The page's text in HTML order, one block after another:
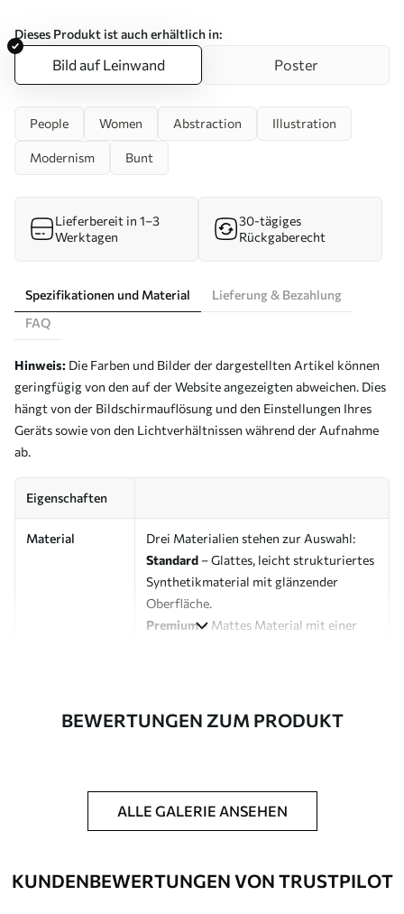
Dieses Produkt ist auch erhältlich in:
Bild auf Leinwand Poster
People Women Abstraction Illustration
Modernism Bunt
Lieferbereit in 1–3
Werktagen
30-tägiges
Rückgaberecht
Spezifikationen und Material
Lieferung & Bezahlung
FAQ
Hinweis: Die Farben und Bilder der dargestellten Artikel können
geringfügig von den auf der Website angezeigten abweichen. Dies
hängt von der Bildschirmauflösung und den Einstellungen Ihres
Geräts sowie von den Lichtverhältnissen während der Aufnahme
ab.
Eigenschaften
Material
Drei Materialien stehen zur Auswahl:
Standard – Glattes, leicht strukturiertes
Synthetikmaterial mit glänzender
Oberfläche.
Premium– Mattes Material mit einer
aus 100 % Baumwolle.
Artikelnummer s00034
Zusätzliche
Möglichkeit, einen Schutzlack
Bildes zu erhöhen.
BEWERTUNGEN ZUM PRODUKT
ALLE GALERIE ANSEHEN
KUNDENBEWERTUNGEN VON TRUSTPILOT